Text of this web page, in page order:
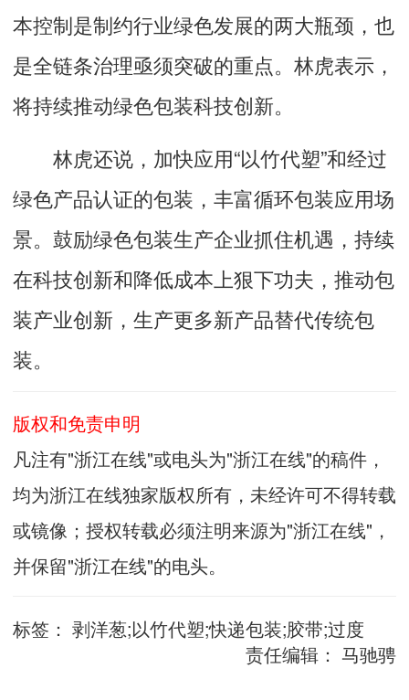
本控制是制约行业绿色发展的两大瓶颈，也
是全链条治理亟须突破的重点。林虎表示，
将持续推动绿色包装科技创新。
林虎还说，加快应用“以竹代塑”和经过
绿色产品认证的包装，丰富循环包装应用场
景。鼓励绿色包装生产企业抓住机遇，持续
在科技创新和降低成本上狠下功夫，推动包
装产业创新，生产更多新产品替代传统包
装。
版权和免责申明
凡注有"浙江在线"或电头为"浙江在线"的稿件，
均为浙江在线独家版权所有，未经许可不得转载
或镜像；授权转载必须注明来源为"浙江在线"，
并保留"浙江在线"的电头。
标签： 剥洋葱;以竹代塑;快递包装;胶带;过度
责任编辑： 马驰骋